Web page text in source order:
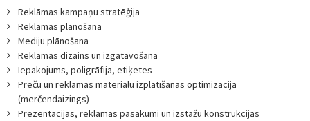
Reklāmas kampaņu stratēģija
Reklāmas plānošana
Mediju plānošana
Reklāmas dizains un izgatavošana
Iepakojums, poligrāfija, etiķetes
Preču un reklāmas materiālu izplatīšanas optimizācija
(merčendaizings)
Prezentācijas, reklāmas pasākumi un izstāžu konstrukcijas